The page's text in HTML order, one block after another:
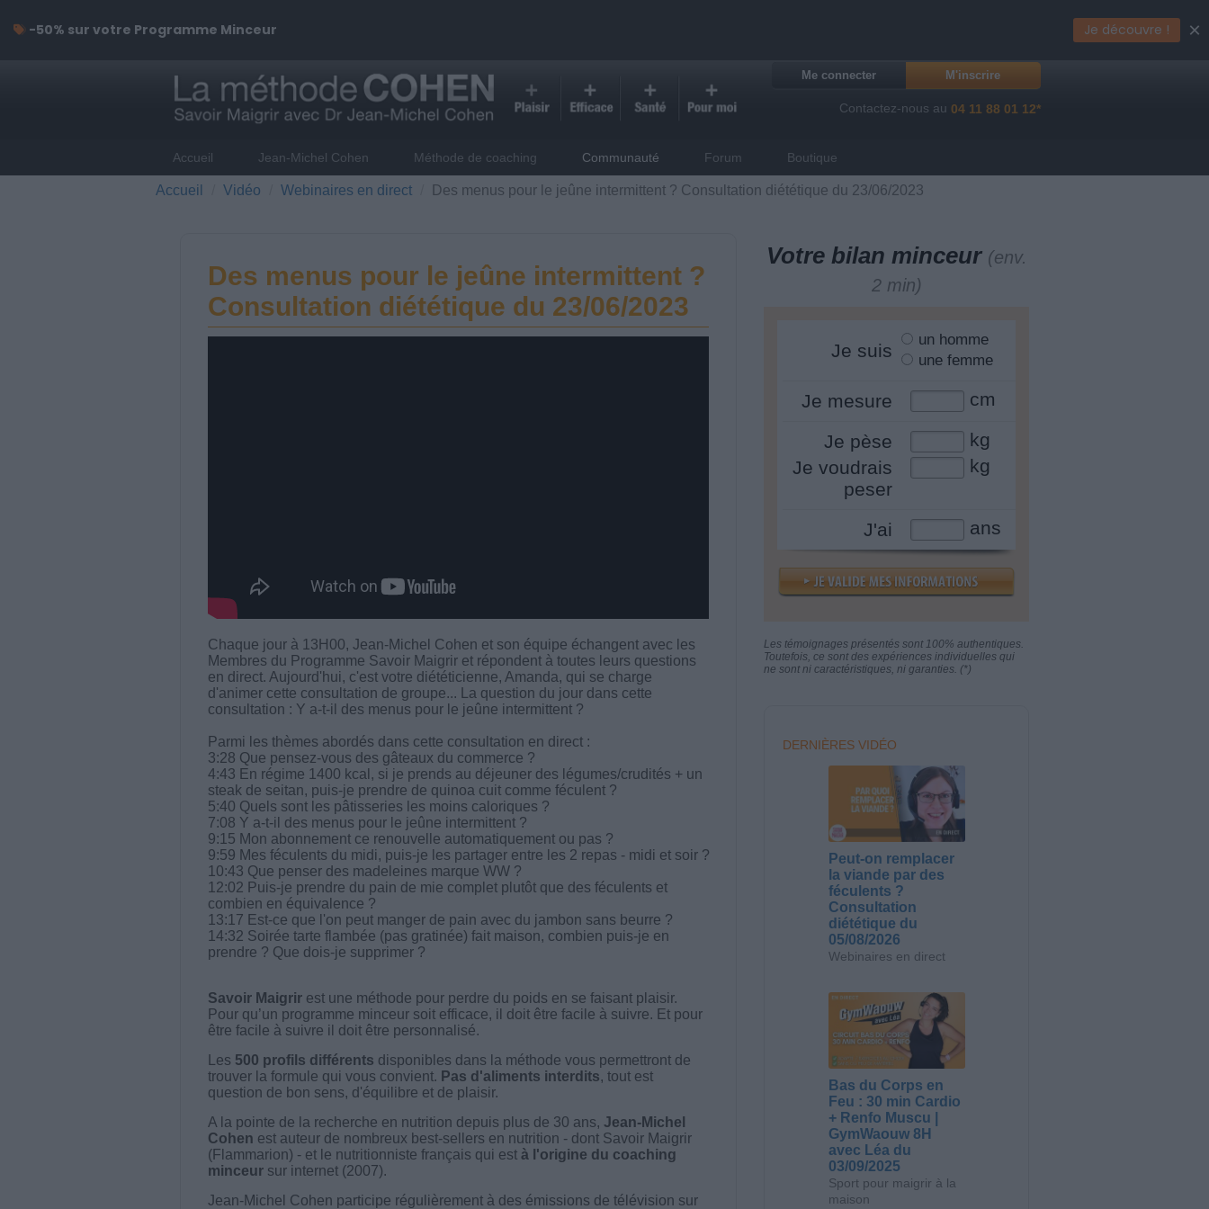
Me connecter M'inscrire
Contactez-nous au 04 11 88 01 12*
Accueil Jean-Michel Cohen Méthode de coaching Communauté Forum Boutique
Accueil Vidéo Webinaires en direct Des menus pour le jeûne intermittent ? Consultation diététique du 23/06/2023
Des menus pour le jeûne intermittent ?
Consultation diététique du 23/06/2023
Chaque jour à 13H00, Jean-Michel Cohen et son équipe échangent avec les
Membres du Programme Savoir Maigrir et répondent à toutes leurs questions
en direct. Aujourd'hui, c'est votre diététicienne, Amanda, qui se charge
d'animer cette consultation de groupe... La question du jour dans cette
consultation : Y a-t-il des menus pour le jeûne intermittent ?
Parmi les thèmes abordés dans cette consultation en direct :
3:28 Que pensez-vous des gâteaux du commerce ?
4:43 En régime 1400 kcal, si je prends au déjeuner des légumes/crudités + un
steak de seitan, puis-je prendre de quinoa cuit comme féculent ?
5:40 Quels sont les pâtisseries les moins caloriques ?
7:08 Y a-t-il des menus pour le jeûne intermittent ?
9:15 Mon abonnement ce renouvelle automatiquement ou pas ?
9:59 Mes féculents du midi, puis-je les partager entre les 2 repas - midi et soir ?
10:43 Que penser des madeleines marque WW ?
12:02 Puis-je prendre du pain de mie complet plutôt que des féculents et
combien en équivalence ?
13:17 Est-ce que l'on peut manger de pain avec du jambon sans beurre ?
14:32 Soirée tarte flambée (pas gratinée) fait maison, combien puis-je en
prendre ? Que dois-je supprimer ?
Savoir Maigrirest une méthode pour perdre du poids en se faisant plaisir.
Pour qu’un programme minceur soit efficace, il doit être facile à suivre. Et pour
être facile à suivre il doit être personnalisé.
Les 500 profils différents disponibles dans la méthode vous permettront de
trouver la formule qui vous convient. Pas d'aliments interdits, tout est
question de bon sens, d'équilibre et de plaisir.
A la pointe de la recherche en nutrition depuis plus de 30 ans, Jean-Michel
Cohen est auteur de nombreux best-sellers en nutrition - dont Savoir Maigrir
(Flammarion) - et le nutritionniste français qui est à l'origine du coaching
minceursur internet (2007).
Jean-Michel Cohen participe régulièrement à des émissions de télévision sur
Votre bilan minceur (env.
2 min)
Je suis
un homme
une femme
Je mesure cm
Je pèse
kg
Je voudrais
peser
kg
J'ai ans
Les témoignages présentés sont 100% authentiques.
Toutefois, ce sont des expériences individuelles qui
ne sont ni caractéristiques, ni garanties. (*)
DERNIÈRES VIDÉO
Peut-on remplacer
la viande par des
féculents ?
Consultation
diététique du
05/08/2026
Webinaires en direct
Bas du Corps en
Feu : 30 min Cardio
+ Renfo Muscu |
GymWaouw 8H
avec Léa du
03/09/2025
Sport pour maigrir à la
maison
-50% sur votre Programme Minceur Je découvre ! ×